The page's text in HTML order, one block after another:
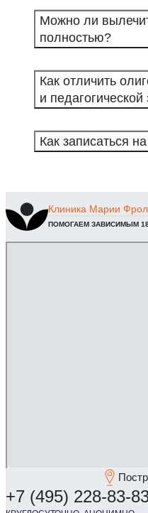
Можно ли
полностью?
Как отличить
и
Как записаться
Клиника Марии
ПОМОГАЕМ ЗАВИСИМЫМ